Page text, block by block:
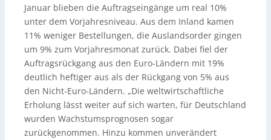
Januar blieben die Auftragseingänge um real 10%
unter dem Vorjahresniveau. Aus dem Inland kamen
11% weniger Bestellungen, die Auslandsorder gingen
um 9% zum Vorjahresmonat zurück. Dabei fiel der
Auftragsrückgang aus den Euro-Ländern mit 19%
deutlich heftiger aus als der Rückgang von 5% aus
den Nicht-Euro-Ländern. „Die weltwirtschaftliche
Erholung lässt weiter auf sich warten, für Deutschland
wurden Wachstumsprognosen sogar
zurückgenommen. Hinzu kommen unverändert